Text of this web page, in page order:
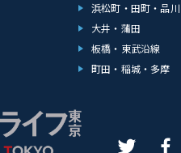
浜松町・田町・品川
大井・蒲田
板橋・東武沿線
町田・稲城・多摩